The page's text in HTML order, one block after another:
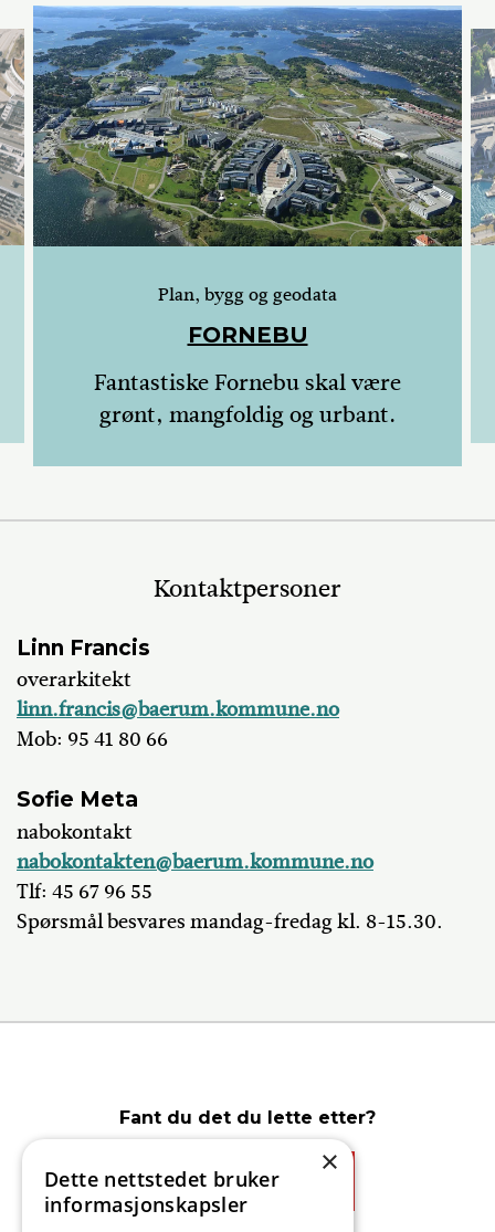
Plan, bygg og geodata
FORNEBU
Fantastiske Fornebu skal være
grønt, mangfoldig og urbant.
Kontaktpersoner
Linn Francis
overarkitekt
linn.francis@baerum.kommune.no
Mob: 95 41 80 66
Sofie Meta
nabokontakt
nabokontakten@baerum.kommune.no
Tlf: 45 67 96 55
Spørsmål besvares mandag-fredag kl. 8-15.30.
Fant du det du lette etter?
Ja
×
Dette nettstedet bruker
informasjonskapsler